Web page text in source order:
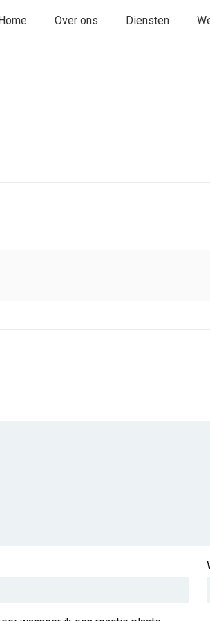
Over ons Diensten